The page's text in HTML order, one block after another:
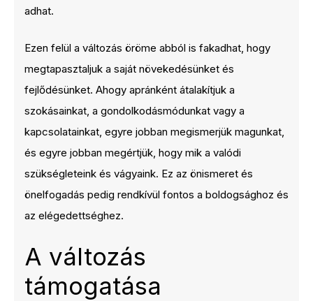
adhat.
Ezen felül a változás öröme abból is fakadhat, hogy
megtapasztaljuk a saját növekedésünket és
fejlődésünket. Ahogy apránként átalakítjuk a
szokásainkat, a gondolkodásmódunkat vagy a
kapcsolatainkat, egyre jobban megismerjük magunkat,
és egyre jobban megértjük, hogy mik a valódi
szükségleteink és vágyaink. Ez az önismeret és
önelfogadás pedig rendkívül fontos a boldogsághoz és
az elégedettséghez.
A változás
támogatása